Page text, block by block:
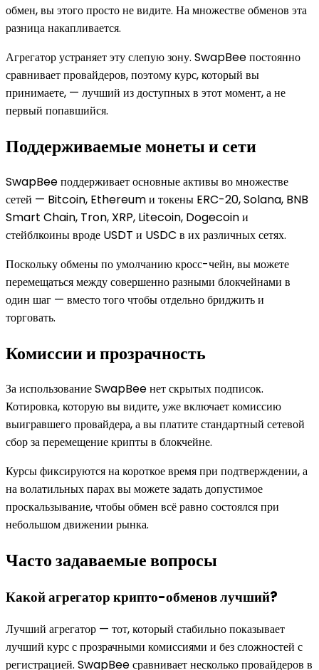
обмен, вы этого просто не видите. На множестве обменов эта
разница накапливается.
Агрегатор устраняет эту слепую зону. SwapBee постоянно
сравнивает провайдеров, поэтому курс, который вы
принимаете, — лучший из доступных в этот момент, а не
первый попавшийся.
Поддерживаемые монеты и сети
SwapBee поддерживает основные активы во множестве
сетей — Bitcoin, Ethereum и токены ERC-20, Solana, BNB
Smart Chain, Tron, XRP, Litecoin, Dogecoin и
стейблкоины вроде USDT и USDC в их различных сетях.
Поскольку обмены по умолчанию кросс-чейн, вы можете
перемещаться между совершенно разными блокчейнами в
один шаг — вместо того чтобы отдельно бриджить и
торговать.
Комиссии и прозрачность
За использование SwapBee нет скрытых подписок.
Котировка, которую вы видите, уже включает комиссию
выигравшего провайдера, а вы платите стандартный сетевой
сбор за перемещение крипты в блокчейне.
Курсы фиксируются на короткое время при подтверждении, а
на волатильных парах вы можете задать допустимое
проскальзывание, чтобы обмен всё равно состоялся при
небольшом движении рынка.
Часто задаваемые вопросы
Какой агрегатор крипто-обменов лучший?
Лучший агрегатор — тот, который стабильно показывает
лучший курс с прозрачными комиссиями и без сложностей с
регистрацией. SwapBee сравнивает несколько провайдеров в